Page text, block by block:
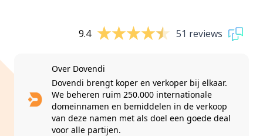
9.4 51 reviews
Over Dovendi
Dovendi brengt koper en verkoper bij elkaar.
We beheren ruim 250.000 internationale
domeinnamen en bemiddelen in de verkoop
van deze namen met als doel een goede deal
voor alle partijen.